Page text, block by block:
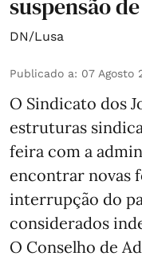
suspensão
DN/Lusa
Publicado a: 07 Agosto
O Sindicato dos
estruturas
feira com a
encontrar novas
interrupção do
considerados
O Conselho de